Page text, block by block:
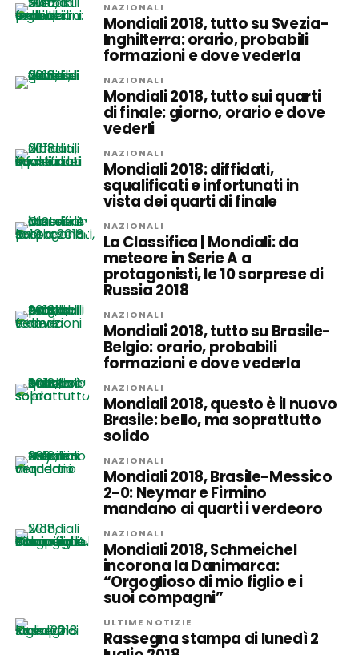
NAZIONALI
Mondiali 2018, tutto su Svezia-
Inghilterra: orario, probabili
formazioni e dove vederla
NAZIONALI
Mondiali 2018, tutto sui quarti
di finale: giorno, orario e dove
vederli
NAZIONALI
Mondiali 2018: diffidati,
squalificati e infortunati in
vista dei quarti di finale
NAZIONALI
La Classifica | Mondiali: da
meteore in Serie A a
protagonisti, le 10 sorprese di
Russia 2018
NAZIONALI
Mondiali 2018, tutto su Brasile-
Belgio: orario, probabili
formazioni e dove vederla
NAZIONALI
Mondiali 2018, questo è il nuovo
Brasile: bello, ma soprattutto
solido
NAZIONALI
Mondiali 2018, Brasile-Messico
2-0: Neymar e Firmino
mandano ai quarti i verdeoro
NAZIONALI
Mondiali 2018, Schmeichel
incorona la Danimarca:
“Orgoglioso di mio figlio e i
suoi compagni”
ULTIME NOTIZIE
Rassegna stampa di lunedì 2